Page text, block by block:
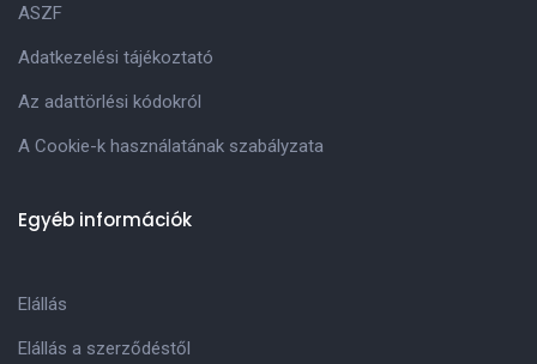
ASZF
Adatkezelési tájékoztató
Az adattörlési kódokról
A Cookie-k használatának szabályzata
Egyéb információk
Elállás
Elállás a szerződéstől